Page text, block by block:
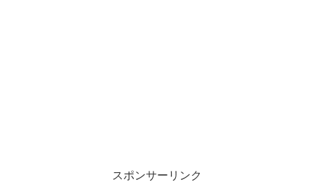
スポンサーリンク